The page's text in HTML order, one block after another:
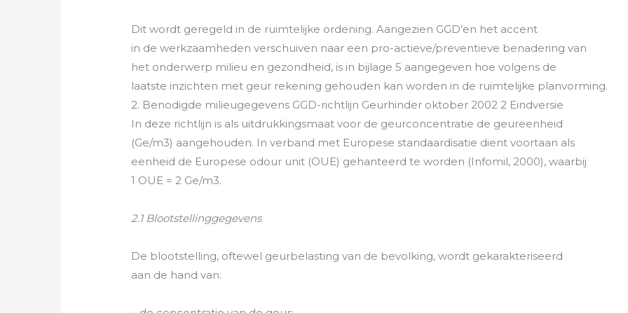
Dit wordt geregeld in de ruimtelijke ordening. Aangezien GGD’en het accent
in de werkzaamheden verschuiven naar een pro-actieve/preventieve benadering van
het onderwerp milieu en gezondheid, is in bijlage 5 aangegeven hoe volgens de
laatste inzichten met geur rekening gehouden kan worden in de ruimtelijke planvorming.
2. Benodigde milieugegevens GGD-richtlijn Geurhinder oktober 2002 2 Eindversie
In deze richtlijn is als uitdrukkingsmaat voor de geurconcentratie de geureenheid
(Ge/m3) aangehouden. In verband met Europese standaardisatie dient voortaan als
eenheid de Europese odour unit (OUE) gehanteerd te worden (Infomil, 2000), waarbij
1 OUE = 2 Ge/m3.
2.1 Blootstellinggegevens
De blootstelling, oftewel geurbelasting van de bevolking, wordt gekarakteriseerd
aan de hand van: